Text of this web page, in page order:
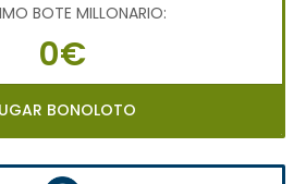
BOTE MILLONARIO:
0€
BONOLOTO